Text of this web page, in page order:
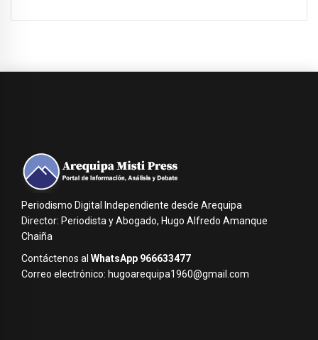
Periodismo Digital Independiente desde Arequipa
Director: Periodista y Abogado, Hugo Alfredo Amanque
Chaiña
Contáctenos al WhatsApp 966633477
Correo electrónico: hugoarequipa1960@gmail.com